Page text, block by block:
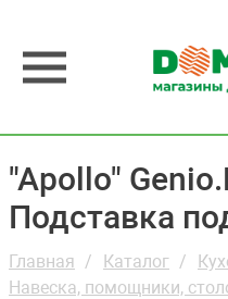
"Apollo"
Подставка
Главная Каталог
Навеска, помощники,